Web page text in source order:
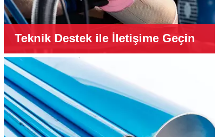
Teknik Destek ile İletişime Geçin